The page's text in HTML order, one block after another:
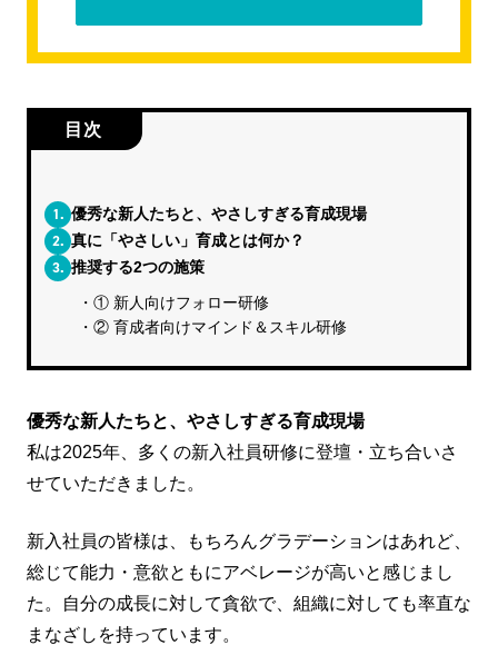
目次
1. 優秀な新人たちと、やさしすぎる育成現場
2. 真に「やさしい」育成とは何か？
3. 推奨する2つの施策
① 新人向けフォロー研修
② 育成者向けマインド＆スキル研修
優秀な新人たちと、やさしすぎる育成現場
私は2025年、多くの新入社員研修に登壇・立ち合いさ
せていただきました。
新入社員の皆様は、もちろんグラデーションはあれど、
総じて能力・意欲ともにアベレージが高いと感じまし
た。自分の成長に対して貪欲で、組織に対しても率直な
まなざしを持っています。